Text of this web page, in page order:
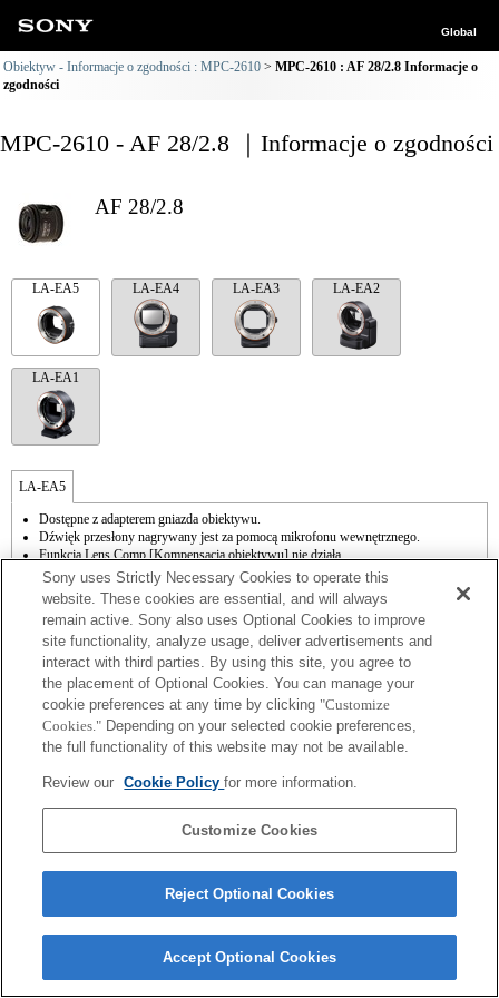
Global
Obiektyw - Informacje o zgodności : MPC-2610
MPC-2610 : AF 28/2.8 Informacje o
zgodności
MPC-2610 - AF 28/2.8 ｜Informacje o zgodności
AF 28/2.8
LA-EA5 LA-EA4 LA-EA3 LA-EA2
LA-EA1
LA-EA5
Dostępne z adapterem gniazda obiektywu.
Dźwięk przesłony nagrywany jest za pomocą mikrofonu wewnętrznego.
Funkcja Lens Comp [Kompensacja obiektywu] nie działa.
Kompensacja drgań jest dostępna w przypadku 3 osi (tzw. kąty RPY) za pomocą
funkcji SteadyShot INSIDE.
Dźwięki, które wydają obiektywy, np. podczas ogniskowania lub zoomu, mogą
zostać nagrane w trakcie filmowania.
Zmiana przysłony podczas nagrywania może spowodować hałas lub rozjaśnić ekran
w trakcie pracy.
Mimo że można wykonywać automatyczne ustawianie ostrości, czasami trudno jest
ustawić ostrość na obiekcie przy użyciu tej funkcji podczas rejestrowania ujęć przy
słabym oświetleniu lub przy obiekcie znajdującym się w rogach ekranu albo przy
wyraźnie nieostrym obiekcie.
Sony uses Strictly Necessary Cookies to operate this
website. These cookies are essential, and will always
remain active. Sony also uses Optional Cookies to improve
site functionality, analyze usage, deliver advertisements and
interact with third parties. By using this site, you agree to
the placement of Optional Cookies. You can manage your
cookie preferences at any time by clicking "Customize
Cookies." Depending on your selected cookie preferences,
the full functionality of this website may not be available.
Review our Cookie Policyfor more information.
Customize Cookies
Reject Optional Cookies
Accept Optional Cookies